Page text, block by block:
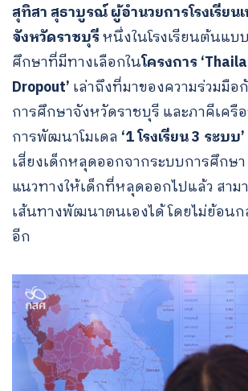
สุทิสา สุธาบูรณ์ ผู้อำนวยการโรงเรียน
จังหวัดราชบุรีหนึ่งในโรงเรียนต้นแบ
ศึกษาที่มีทางเลือกในโครงการ
Dropout’ เล่าถึงที่มาของความร่วมมื
การศึกษาจังหวัดราชบุรี และภาคีเครื
การพัฒนาโมเดล ‘1 โรงเรียน 3 ระบบ’
เสี่ยงเด็กหลุดออกจากระบบการศึกษ
แนวทางให้เด็กที่หลุดออกไปแล้ว สาม
เส้นทางพัฒนาตนเองได้ โดยไม่ย้อนก
อีก